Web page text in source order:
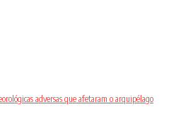
adversas que afetaram o arquipélago